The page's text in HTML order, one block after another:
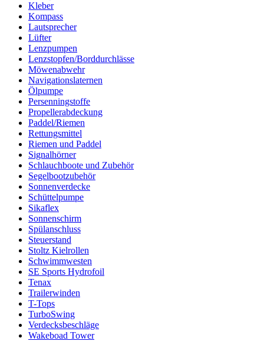
Kleber
Kompass
Lautsprecher
Lüfter
Lenzpumpen
Lenzstopfen/Borddurchlässe
Möwenabwehr
Navigationslaternen
Ölpumpe
Persenningstoffe
Propellerabdeckung
Paddel/Riemen
Rettungsmittel
Riemen und Paddel
Signalhörner
Schlauchboote und Zubehör
Segelbootzubehör
Sonnenverdecke
Schüttelpumpe
Sikaflex
Sonnenschirm
Spülanschluss
Steuerstand
Stoltz Kielrollen
Schwimmwesten
SE Sports Hydrofoil
Tenax
Trailerwinden
T-Tops
TurboSwing
Verdecksbeschläge
Wakeboad Tower